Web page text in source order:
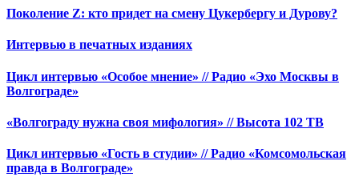
Поколение Z: кто придет на смену Цукербергу и Дурову?
Интервью в печатных изданиях
Цикл интервью «Особое мнение» // Радио «Эхо Москвы в
Волгограде»
«Волгограду нужна своя мифология» // Высота 102 ТВ
Цикл интервью «Гость в студии» // Радио «Комсомольская
правда в Волгограде»